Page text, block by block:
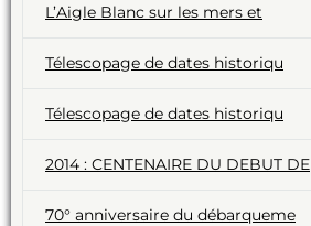
L’Aigle Blanc sur les mers et
Télescopage de dates historiqu
Télescopage de dates historiqu
2014 : CENTENAIRE DU DEBUT DE
70° anniversaire du débarqueme